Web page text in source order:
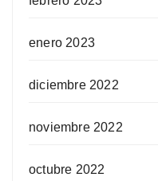
enero 2023
diciembre 2022
noviembre 2022
octubre 2022